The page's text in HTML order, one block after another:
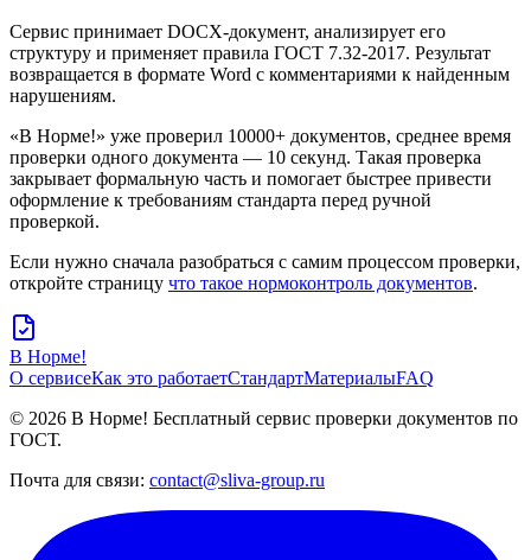
Сервис принимает DOCX-документ, анализирует его
структуру и применяет правила ГОСТ 7.32-2017. Результат
возвращается в формате Word с комментариями к найденным
нарушениям.
«В Норме!» уже проверил 10000+ документов, среднее время
проверки одного документа — 10 секунд. Такая проверка
закрывает формальную часть и помогает быстрее привести
оформление к требованиям стандарта перед ручной
проверкой.
Если нужно сначала разобраться с самим процессом проверки,
откройте страницу что такое нормоконтроль документов.
В Норме!
О сервисеКак это работаетСтандартМатериалыFAQ
© 2026 В Норме! Бесплатный сервис проверки документов по
ГОСТ.
Почта для связи: contact@sliva-group.ru